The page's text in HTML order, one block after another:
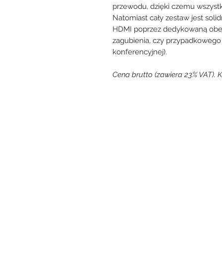
przewodu, dzięki czemu
Natomiast cały zestaw jest
HDMI poprzez dedykowaną
zagubienia, czy
konferencyjnej).
Cena brutto (zawiera 23% VAT).